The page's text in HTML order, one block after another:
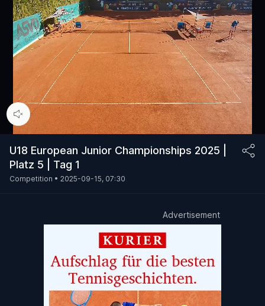
00:15 354:57
U18 European Junior Championships 2025 |
Platz 5 | Tag 1
Competition • 2025-09-15, 07:30